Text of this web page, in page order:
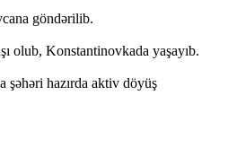
göndərilib.
olub, Konstantinovkada yaşayıb.
hazırda aktiv döyüş